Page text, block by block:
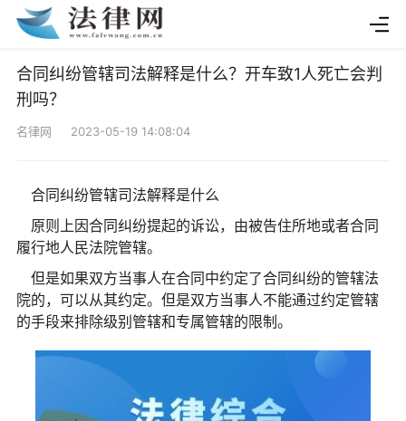
合同纠纷管辖司法解释是什么？开车致1人死亡会判
刑吗？
名律网 2023-05-19 14:08:04
合同纠纷管辖司法解释是什么
原则上因合同纠纷提起的诉讼，由被告住所地或者合同
履行地人民法院管辖。
但是如果双方当事人在合同中约定了合同纠纷的管辖法
院的，可以从其约定。但是双方当事人不能通过约定管辖
的手段来排除级别管辖和专属管辖的限制。